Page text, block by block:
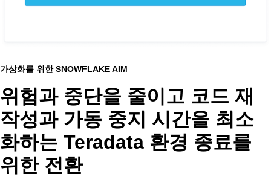
가상화를 위한 SNOWFLAKE AIM
위험과 중단을 줄이고 코드 재
작성과 가동 중지 시간을 최소
화하는 Teradata 환경 종료를
위한 전환